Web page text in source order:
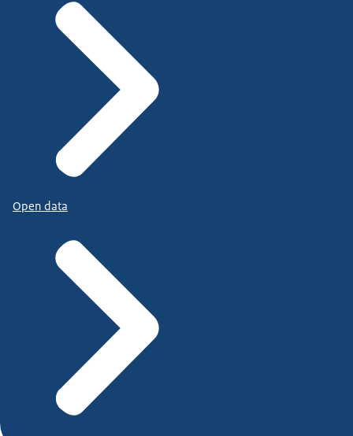
Open data